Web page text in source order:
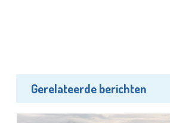
Gerelateerde berichten